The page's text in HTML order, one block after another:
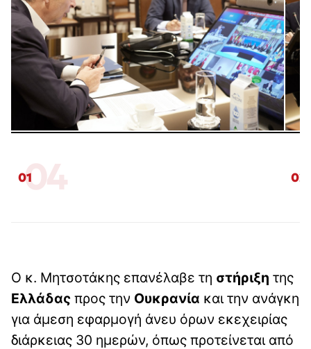
0104 02
Ο κ. Μητσοτάκης επανέλαβε τη στήριξη της
Ελλάδας προς την Ουκρανία και την ανάγκη
για άμεση εφαρμογή άνευ όρων εκεχειρίας
διάρκειας 30 ημερών, όπως προτείνεται από